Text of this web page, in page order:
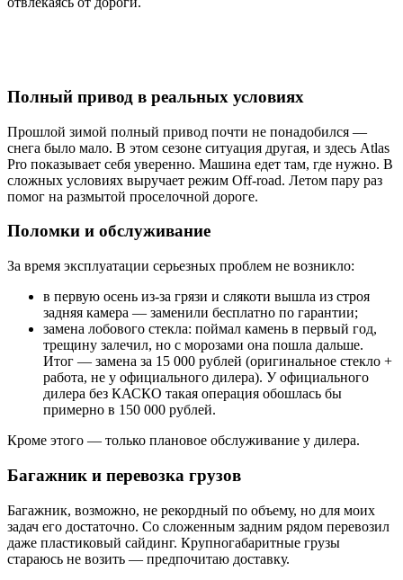
Полный привод в реальных условиях
Прошлой зимой полный привод почти не понадобился —
снега было мало. В этом сезоне ситуация другая, и здесь Atlas
Pro показывает себя уверенно. Машина едет там, где нужно. В
сложных условиях выручает режим Off-road. Летом пару раз
помог на размытой проселочной дороге.
Поломки и обслуживание
За время эксплуатации серьезных проблем не возникло:
в первую осень из-за грязи и слякоти вышла из строя
задняя камера — заменили бесплатно по гарантии;
замена лобового стекла: поймал камень в первый год,
трещину залечил, но с морозами она пошла дальше.
Итог — замена за 15 000 рублей (оригинальное стекло +
работа, не у официального дилера). У официального
дилера без КАСКО такая операция обошлась бы
примерно в 150 000 рублей.
Кроме этого — только плановое обслуживание у дилера.
Багажник и перевозка грузов
Багажник, возможно, не рекордный по объему, но для моих
задач его достаточно. Со сложенным задним рядом перевозил
даже пластиковый сайдинг. Крупногабаритные грузы
стараюсь не возить — предпочитаю доставку.